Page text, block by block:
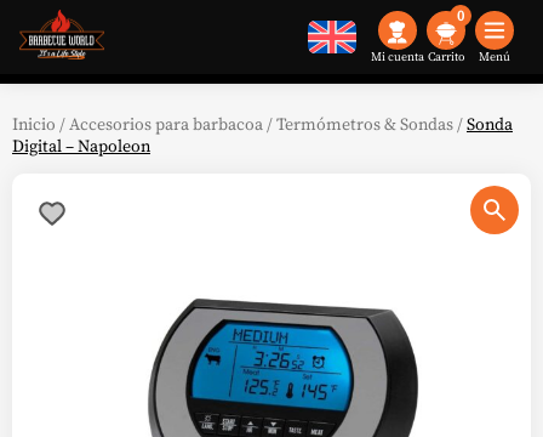
Mi cuenta
0
Menú
Inicio /Accesorios para barbacoa /Termómetros & Sondas /Sonda
Digital – Napoleon